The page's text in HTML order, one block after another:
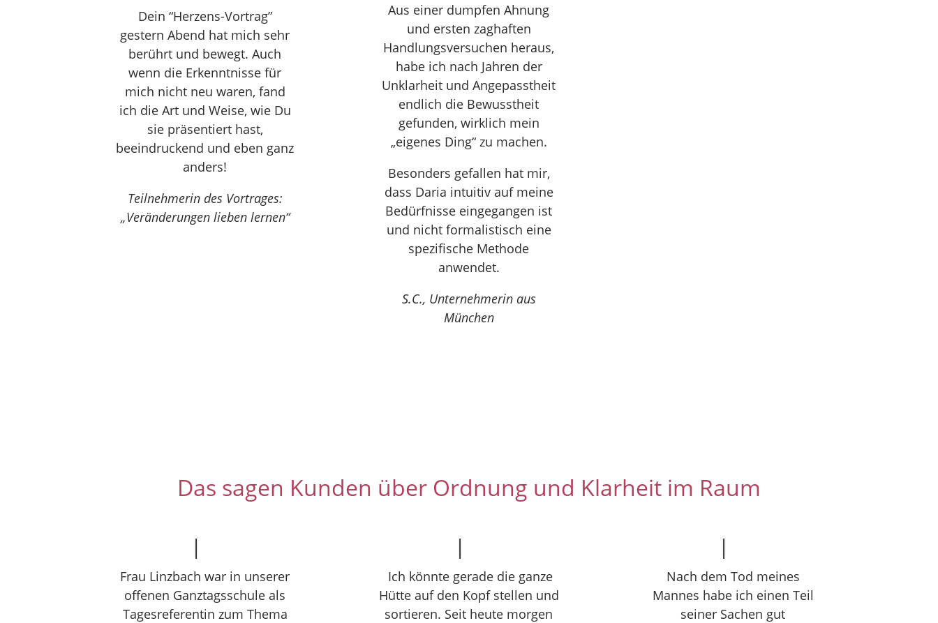
Dein “Herzens-Vortrag”
gestern Abend hat mich sehr
berührt und bewegt. Auch
wenn die Erkenntnisse für
mich nicht neu waren, fand
ich die Art und Weise, wie Du
sie präsentiert hast,
beeindruckend und eben ganz
anders!
Teilnehmerin des Vortrages:
„Veränderungen lieben lernen“
Aus einer dumpfen Ahnung
und ersten zaghaften
Handlungsversuchen heraus,
habe ich nach Jahren der
Unklarheit und Angepasstheit
endlich die Bewusstheit
gefunden, wirklich mein
„eigenes Ding“ zu machen.
Besonders gefallen hat mir,
dass Daria intuitiv auf meine
Bedürfnisse eingegangen ist
und nicht formalistisch eine
spezifische Methode
anwendet.
S.C., Unternehmerin aus
München
Das sagen Kunden über Ordnung und Klarheit im Raum
Frau Linzbach war in unserer
offenen Ganztagsschule als
Tagesreferentin zum Thema
Ich könnte gerade die ganze
Hütte auf den Kopf stellen und
sortieren. Seit heute morgen
Nach dem Tod meines
Mannes habe ich einen Teil
seiner Sachen gut